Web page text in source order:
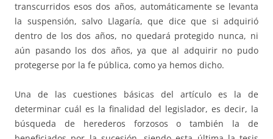
transcurridos esos dos años, automáticamente se levanta
la suspensión, salvo Llagaría, que dice que si adquirió
dentro de los dos años, no quedará protegido nunca, ni
aún pasando los dos años, ya que al adquirir no pudo
protegerse por la fe pública, como ya hemos dicho.
Una de las cuestiones básicas del artículo es la de
determinar cuál es la finalidad del legislador, es decir, la
búsqueda de herederos forzosos o también la de